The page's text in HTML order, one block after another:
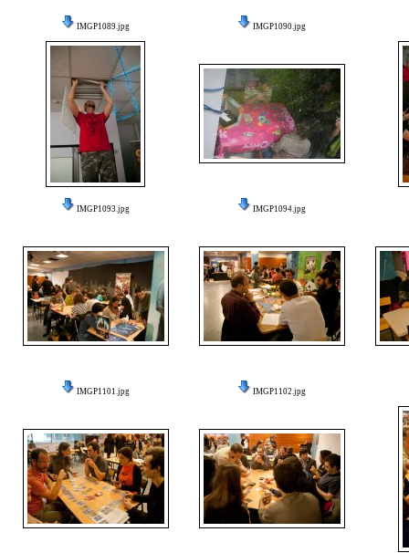
IMGP1089.jpg IMGP1090.jpg
IMGP1093.jpg IMGP1094.jpg
IMGP1101.jpg IMGP1102.jpg